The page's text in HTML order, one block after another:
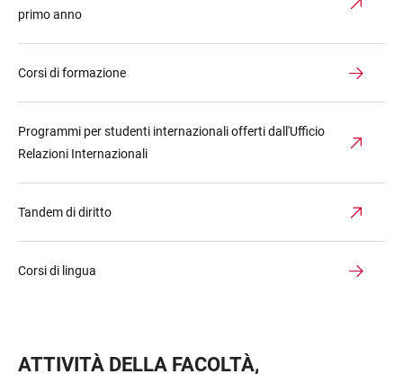
primo anno
Corsi di formazione
Programmi per studenti internazionali offerti dall'Ufficio
Relazioni Internazionali
Tandem di diritto
Corsi di lingua
ATTIVITÀ DELLA FACOLTÀ,